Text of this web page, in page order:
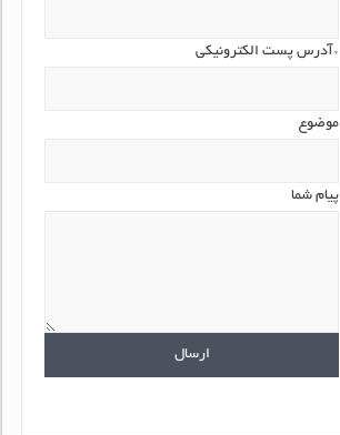
*آدرس پست الکترونیکی
موضوع
پیام شما